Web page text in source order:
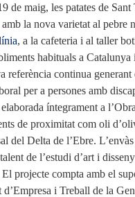
de maig, les patates de Sant
amb la nova varietat al pebre
, a la cafeteria i al taller
habituals a
referència continua
per a persones amb
íntegrament a
de proximitat com oli
del Delta de l’Ebre.
de l’estudi d’art i disseny
El projecte compta amb el
d’Empresa i Treball de la